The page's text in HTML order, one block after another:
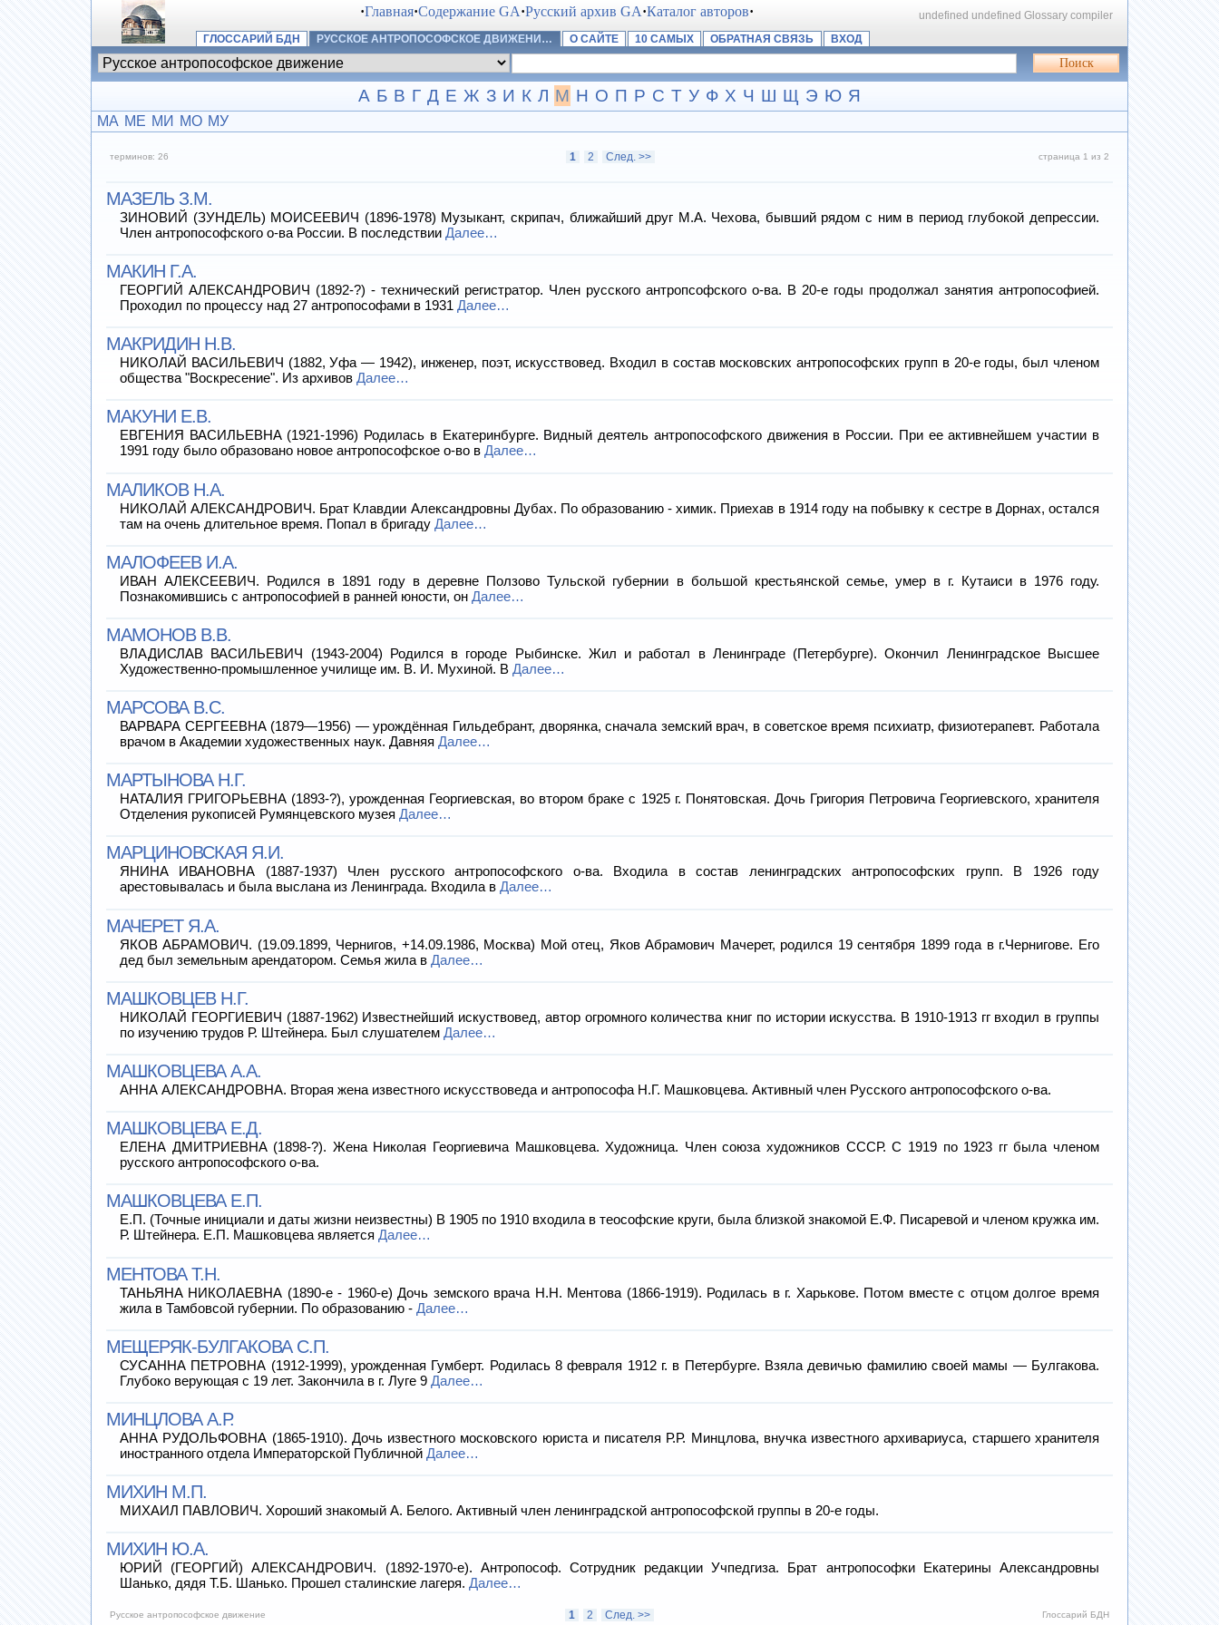
·Главная·Содержание GA·Русский архив GA·Каталог авторов· undefined undefined Glossary compiler
ГЛОССАРИЙ БДН
РУССКОЕ АНТРОПОСОФСКОЕ ДВИЖЕНИ… О САЙТЕ 10 САМЫХ ОБРАТНАЯ СВЯЗЬ ВХОД
А Б В Г Д Е Ж З И К Л М Н О П Р С Т У Ф Х Ч Ш Щ Э Ю Я
МА МЕ МИ МО МУ
терминов: 26 1 2 След. >> страница 1 из 2
МАЗЕЛЬ З.М.
ЗИНОВИЙ (ЗУНДЕЛЬ) МОИСЕЕВИЧ (1896-1978) Музыкант, скрипач, ближайший друг М.А. Чехова, бывший рядом с ним в период глубокой депрессии.
Член антропософского о-ва России. В последствии Далее…
МАКИН Г.А.
ГЕОРГИЙ АЛЕКСАНДРОВИЧ (1892-?) - технический регистратор. Член русского антропсофского о-ва. В 20-е годы продолжал занятия антропософией.
Проходил по процессу над 27 антропософами в 1931 Далее…
МАКРИДИН Н.В.
НИКОЛАЙ ВАСИЛЬЕВИЧ (1882, Уфа — 1942), инженер, поэт, искусствовед. Входил в состав московских антропософских групп в 20-е годы, был членом
общества "Воскресение". Из архивов Далее…
МАКУНИ Е.В.
ЕВГЕНИЯ ВАСИЛЬЕВНА (1921-1996) Родилась в Екатеринбурге. Видный деятель антропософского движения в России. При ее активнейшем участии в
1991 году было образовано новое антропософское о-во в Далее…
МАЛИКОВ Н.А.
НИКОЛАЙ АЛЕКСАНДРОВИЧ. Брат Клавдии Александровны Дубах. По образованию - химик. Приехав в 1914 году на побывку к сестре в Дорнах, остался
там на очень длительное время. Попал в бригаду Далее…
МАЛОФЕЕВ И.А.
ИВАН АЛЕКСЕЕВИЧ. Родился в 1891 году в деревне Ползово Тульской губернии в большой крестьянской семье, умер в г. Кутаиси в 1976 году.
Познакомившись с антропософией в ранней юности, он Далее…
МАМОНОВ В.В.
ВЛАДИСЛАВ ВАСИЛЬЕВИЧ (1943-2004) Родился в городе Рыбинске. Жил и работал в Ленинграде (Петербурге). Окончил Ленинградское Высшее
Художественно-промышленное училище им. В. И. Мухиной. В Далее…
МАРСОВА В.С.
ВАРВАРА СЕРГЕЕВНА (1879—1956) — урождённая Гильдебрант, дворянка, сначала земский врач, в советское время психиатр, физиотерапевт. Работала
врачом в Академии художественных наук. Давняя Далее…
МАРТЫНОВА Н.Г.
НАТАЛИЯ ГРИГОРЬЕВНА (1893-?), урожденная Георгиевская, во втором браке с 1925 г. Понятовская. Дочь Григория Петровича Георгиевского, хранителя
Отделения рукописей Румянцевского музея Далее…
МАРЦИНОВСКАЯ Я.И.
ЯНИНА ИВАНОВНА (1887-1937) Член русского антропософского о-ва. Входила в состав ленинградских антропософских групп. В 1926 году
арестовывалась и была выслана из Ленинграда. Входила в Далее…
МАЧЕРЕТ Я.А.
ЯКОВ АБРАМОВИЧ. (19.09.1899, Чернигов, +14.09.1986, Москва) Мой отец, Яков Абрамович Мачерет, родился 19 сентября 1899 года в г.Чернигове. Его
дед был земельным арендатором. Семья жила в Далее…
МАШКОВЦЕВ Н.Г.
НИКОЛАЙ ГЕОРГИЕВИЧ (1887-1962) Известнейший искуствовед, автор огромного количества книг по истории искусства. В 1910-1913 гг входил в группы
по изучению трудов Р. Штейнера. Был слушателем Далее…
МАШКОВЦЕВА А.А.
АННА АЛЕКСАНДРОВНА. Вторая жена известного искусствоведа и антропософа Н.Г. Машковцева. Активный член Русского антропософского о-ва.
МАШКОВЦЕВА Е.Д.
ЕЛЕНА ДМИТРИЕВНА (1898-?). Жена Николая Георгиевича Машковцева. Художница. Член союза художников СССР. С 1919 по 1923 гг была членом
русского антропософского о-ва.
МАШКОВЦЕВА Е.П.
Е.П. (Точные инициали и даты жизни неизвестны) В 1905 по 1910 входила в теософские круги, была близкой знакомой Е.Ф. Писаревой и членом кружка им.
Р. Штейнера. Е.П. Машковцева является Далее…
МЕНТОВА Т.Н.
ТАНЬЯНА НИКОЛАЕВНА (1890-е - 1960-е) Дочь земского врача Н.Н. Ментова (1866-1919). Родилась в г. Харькове. Потом вместе с отцом долгое время
жила в Тамбовсой губернии. По образованию - Далее…
МЕЩЕРЯК-БУЛГАКОВА С.П.
СУСАННА ПЕТРОВНА (1912-1999), урожденная Гумберт. Родилась 8 февраля 1912 г. в Петербурге. Взяла девичью фамилию своей мамы — Булгакова.
Глубоко верующая с 19 лет. Закончила в г. Луге 9 Далее…
МИНЦЛОВА А.Р.
АННА РУДОЛЬФОВНА (1865-1910). Дочь известного московского юриста и писателя Р.Р. Минцлова, внучка известного архивариуса, старшего хранителя
иностранного отдела Императорской Публичной Далее…
МИХИН М.П.
МИХАИЛ ПАВЛОВИЧ. Хороший знакомый А. Белого. Активный член ленинградской антропософской группы в 20-е годы.
МИХИН Ю.А.
ЮРИЙ (ГЕОРГИЙ) АЛЕКСАНДРОВИЧ. (1892-1970-е). Антропософ. Сотрудник ре­дакции Учпедгиза. Брат антропософки Екатерины Александровны
Шанько, дядя Т.Б. Шанько. Прошел сталинские лагеря. Далее…
Русское антропософское движение 1 2 След. >> Глоссарий БДН